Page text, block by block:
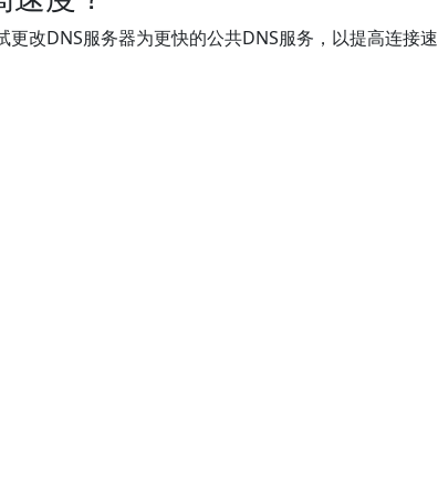
改DNS服务器为更快的公共DNS服务，以提高连接速